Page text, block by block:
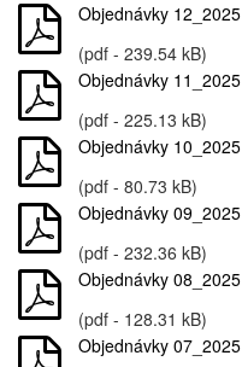
Objednávky 12_2025
(pdf - 239.54 kB)
Objednávky 11_2025
(pdf - 225.13 kB)
Objednávky 10_2025
(pdf - 80.73 kB)
Objednávky 09_2025
(pdf - 232.36 kB)
Objednávky 08_2025
(pdf - 128.31 kB)
Objednávky 07_2025